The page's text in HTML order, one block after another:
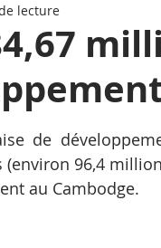
lecture
sur 5.
de
(environ 96,4
au Cambodge.